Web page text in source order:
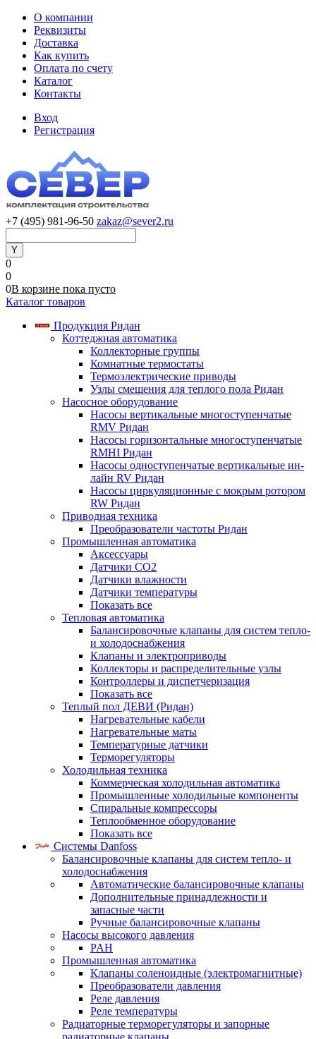
О компании
Реквизиты
Доставка
Как купить
Оплата по счету
Каталог
Контакты
Вход
Регистрация
+7 (495) 981-96-50 zakaz@sever2.ru
0
0
0В корзине пока пусто
Каталог товаров
Продукция Ридан
Коттеджная автоматика
Коллекторные группы
Комнатные термостаты
Термоэлектрические приводы
Узлы смешения для теплого пола Ридан
Насосное оборудование
Насосы вертикальные многоступенчатые
RMV Ридан
Насосы горизонтальные многоступенчатые
RMHI Ридан
Насосы одноступенчатые вертикальные ин-
лайн RV Ридан
Насосы циркуляционные с мокрым ротором
RW Ридан
Приводная техника
Преобразователи частоты Ридан
Промышленная автоматика
Аксессуары
Датчики CO2
Датчики влажности
Датчики температуры
Показать все
Тепловая автоматика
Балансировочные клапаны для систем тепло-
и холодоснабжения
Клапаны и электроприводы
Коллекторы и распределительные узлы
Контроллеры и диспетчеризация
Показать все
Теплый пол ДЕВИ (Ридан)
Нагревательные кабели
Нагревательные маты
Температурные датчики
Терморегуляторы
Холодильная техника
Коммерческая холодильная автоматика
Промышленные холодильные компоненты
Спиральные компрессоры
Теплообменное оборудование
Показать все
Системы Danfoss
Балансировочные клапаны для систем тепло- и
холодоснабжения
Автоматические балансировочные клапаны
Дополнительные принадлежности и
запасные части
Ручные балансировочные клапаны
Насосы высокого давления
PAH
Промышленная автоматика
Клапаны соленоидные (электромагнитные)
Преобразователи давления
Реле давления
Реле температуры
Радиаторные терморегуляторы и запорные
радиаторные клапаны